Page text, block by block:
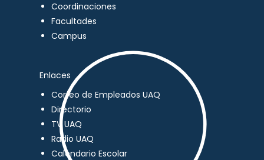
Coordinaciones
Facultades
Campus
Enlaces
Correo de Empleados UAQ
Directorio
TV UAQ
Radio UAQ
Calendario Escolar